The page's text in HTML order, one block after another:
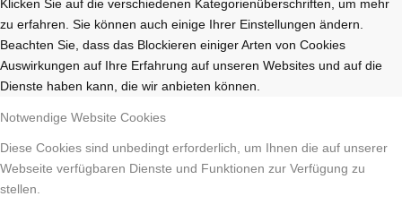
Klicken Sie auf die verschiedenen Kategorienüberschriften, um mehr
zu erfahren. Sie können auch einige Ihrer Einstellungen ändern.
Beachten Sie, dass das Blockieren einiger Arten von Cookies
Auswirkungen auf Ihre Erfahrung auf unseren Websites und auf die
Dienste haben kann, die wir anbieten können.
Notwendige Website Cookies
Diese Cookies sind unbedingt erforderlich, um Ihnen die auf unserer
Webseite verfügbaren Dienste und Funktionen zur Verfügung zu
stellen.